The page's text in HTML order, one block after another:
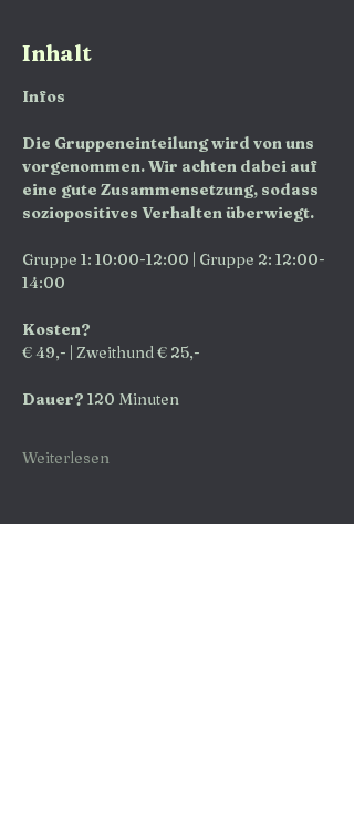
Inhalt
Infos
Die Gruppeneinteilung wird von uns
vorgenommen. Wir achten dabei auf
eine gute Zusammensetzung, sodass
soziopositives Verhalten überwiegt.
Gruppe 1: 10:00-12:00 | Gruppe 2: 12:00-
14:00
Kosten?
€ 49,- | Zweithund € 25,-
Dauer? 120 Minuten
Weiterlesen